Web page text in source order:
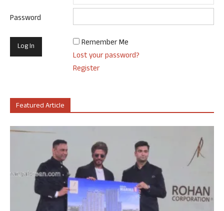
Password
Remember Me
Lost your password?
Register
Featured Article